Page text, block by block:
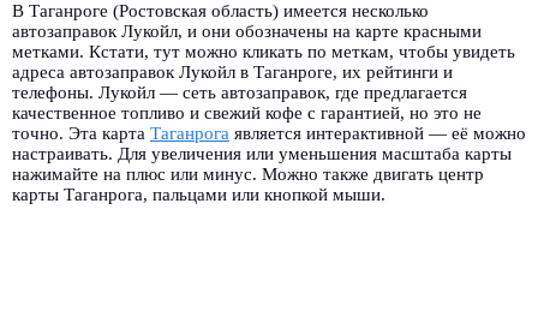
В Таганроге (Ростовская область) имеется несколько
автозаправок Лукойл, и они обозначены на карте красными
метками. Кстати, тут можно кликать по меткам, чтобы увидеть
адреса автозаправок Лукойл в Таганроге, их рейтинги и
телефоны. Лукойл — сеть автозаправок, где предлагается
качественное топливо и свежий кофе с гарантией, но это не
точно. Эта карта Таганрога является интерактивной — её можно
настраивать. Для увеличения или уменьшения масштаба карты
нажимайте на плюс или минус. Можно также двигать центр
карты Таганрога, пальцами или кнопкой мыши.